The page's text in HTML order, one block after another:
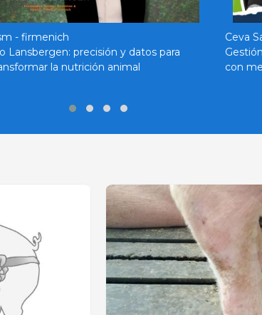
- firmenich
Lansbergen: precisión y datos para
la nutrición animal
Ceva
con